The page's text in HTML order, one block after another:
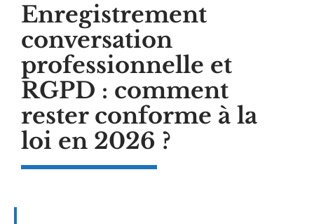
Enregistrement
conversation
professionnelle et
RGPD : comment
rester conforme à la
loi en 2026 ?